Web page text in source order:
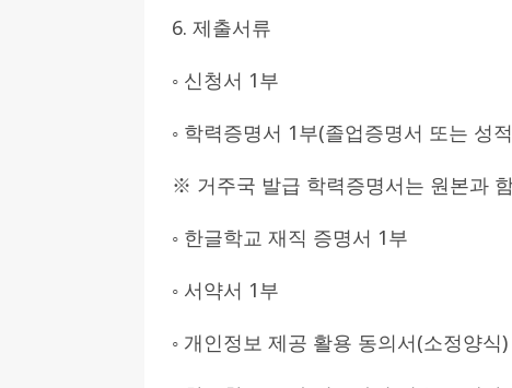
6. 제출서류
◦ 신청서 1부
◦ 학력증명서 1부(졸업증명서 또는 성
※ 거주국 발급 학력증명서는 원본과
◦ 한글학교 재직 증명서 1부
◦ 서약서 1부
◦ 개인정보 제공 활용 동의서(소정양식